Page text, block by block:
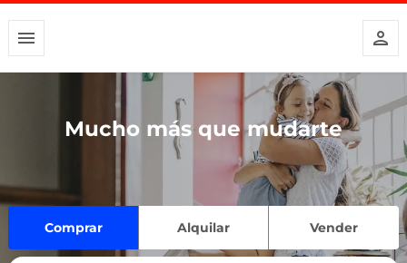
Mucho más que mudarte
Comprar Alquilar Vender